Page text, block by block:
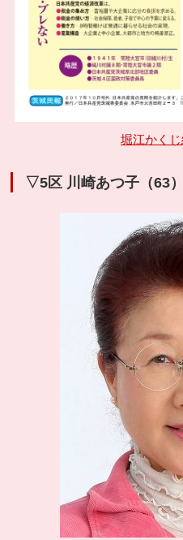
堀江かく
▽5区 川崎あつ子（63